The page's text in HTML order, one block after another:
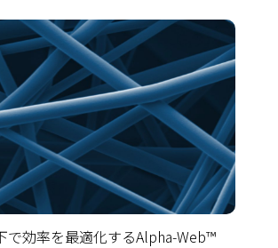
で効率を最適化するAlpha-Web™